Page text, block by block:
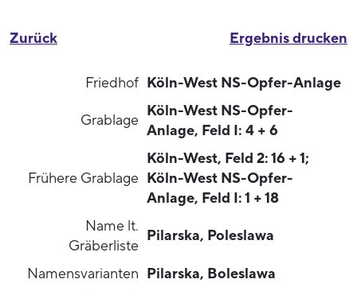
Ergebnis drucken
Zurück
Friedhof Köln-West NS-Opfer-Anlage
Grablage
Köln-West NS-Opfer-
Anlage, Feld I: 4 + 6
Frühere Grablage
Köln-West, Feld 2: 16 + 1;
Köln-West NS-Opfer-
Anlage, Feld I: 1 + 18
Name lt.
Gräberliste
Pilarska, Poleslawa
Namensvarianten Pilarska, Boleslawa